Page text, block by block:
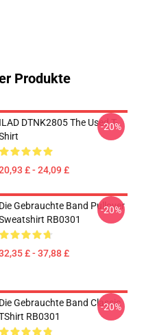
Produkte
ILAD DTNK2805 The Used T-
£ - 24,09 £
-20%
Die Gebrauchte Band Pullover
RB0301
£ - 37,88 £
-20%
Die Gebrauchte Band Classic
RB0301
-20%